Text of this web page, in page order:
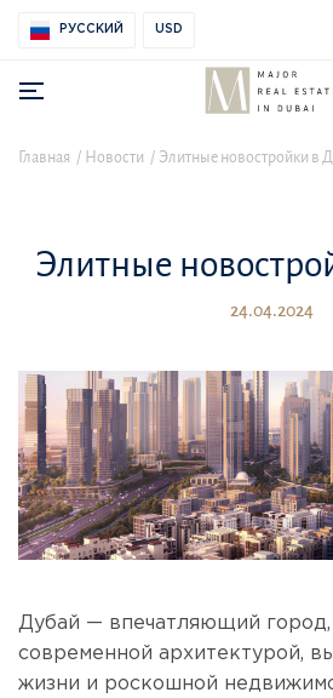
РУССКИЙ USD
Главная Новости Элитные новостройки в
Элитные
24.04.2024
Дубай — впечатляющий город,
современной архитектурой,
жизни и роскошной